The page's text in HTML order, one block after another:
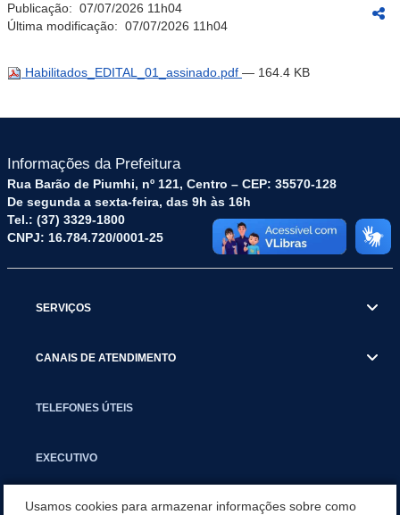
Publicação: 07/07/2026 11h04
Última modificação: 07/07/2026 11h04
Habilitados_EDITAL_01_assinado.pdf — 164.4 KB
Informações da Prefeitura
Rua Barão de Piumhi, nº 121, Centro – CEP: 35570-128
De segunda a sexta-feira, das 9h às 16h
Tel.: (37) 3329-1800
CNPJ: 16.784.720/0001-25
SERVIÇOS
CANAIS DE ATENDIMENTO
TELEFONES ÚTEIS
EXECUTIVO
NOTÍCIAS
Usamos cookies para armazenar informações sobre como